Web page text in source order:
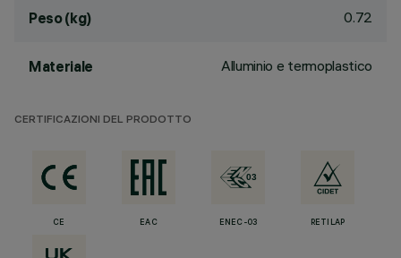
Peso (kg) 0.72
Materiale Alluminio e termoplastico
CERTIFICAZIONI DEL PRODOTTO
CE EAC ENEC-03 RETILAP